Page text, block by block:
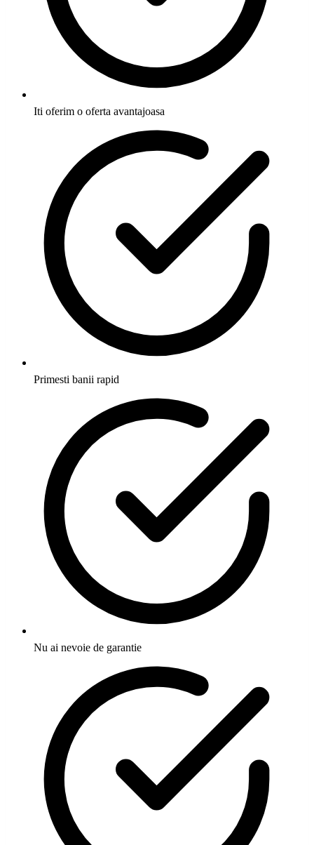
Iti oferim o oferta avantajoasa
Primesti banii rapid
Nu ai nevoie de garantie